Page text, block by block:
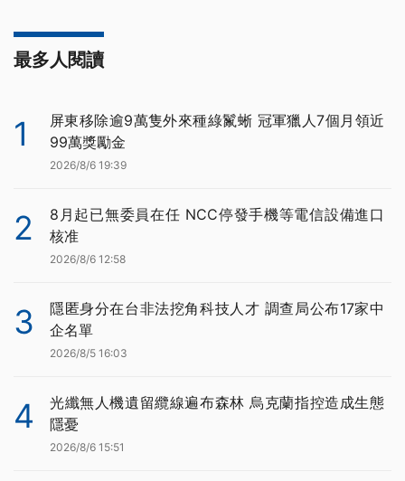
最多人閱讀
1
屏東移除逾9萬隻外來種綠鬣蜥 冠軍獵人7個月領近
99萬獎勵金
2026/8/6 19:39
2
8月起已無委員在任 NCC停發手機等電信設備進口
核准
2026/8/6 12:58
3
隱匿身分在台非法挖角科技人才 調查局公布17家中
企名單
2026/8/5 16:03
4
光纖無人機遺留纜線遍布森林 烏克蘭指控造成生態
隱憂
2026/8/6 15:51